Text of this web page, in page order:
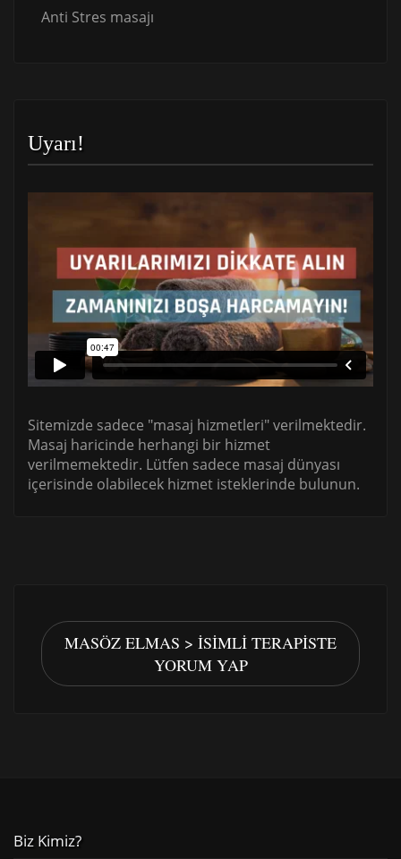
Anti Stres masajı
Uyarı!
Sitemizde sadece "masaj hizmetleri" verilmektedir.
Masaj haricinde herhangi bir hizmet
verilmemektedir. Lütfen sadece masaj dünyası
içerisinde olabilecek hizmet isteklerinde bulunun.
MASÖZ ELMAS > İSIMLI TERAPISTE
YORUM YAP
Biz Kimiz?